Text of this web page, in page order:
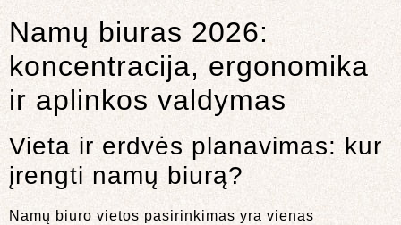
Namų biuras 2026:
koncentracija, ergonomika
ir aplinkos valdymas
Vieta ir erdvės planavimas: kur
įrengti namų biurą?
Namų biuro vietos pasirinkimas yra vienas